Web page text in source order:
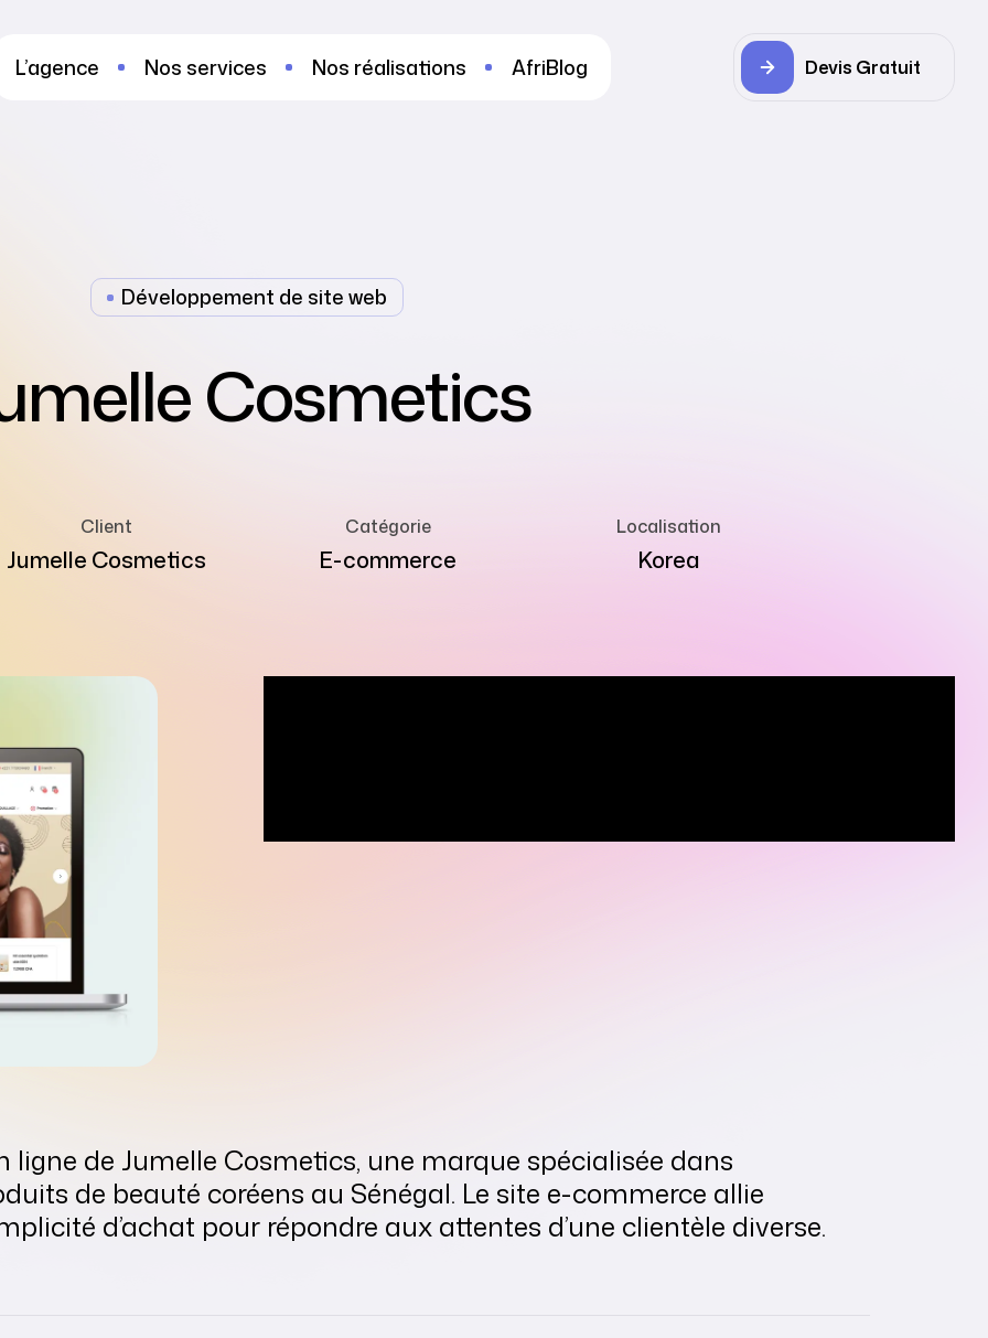
L’agence Nos services Nos réalisations AfriBlog Devis Gratuit
Développement de site web
Cosmetics
Client
Jumelle Cosmetics
Catégorie
E-commerce
Localisation
Korea
de Jumelle Cosmetics, une marque spécialisée dans
de beauté coréens au Sénégal. Le site e-commerce allie
d’achat pour répondre aux attentes d’une clientèle diverse.